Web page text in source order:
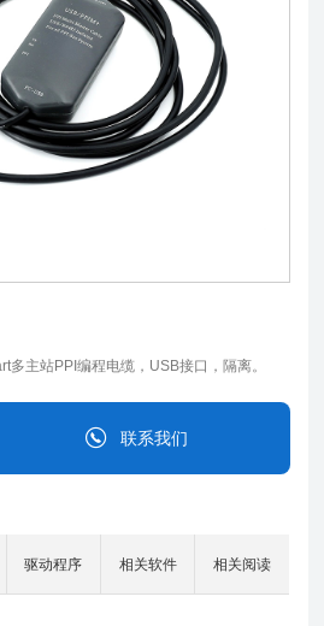
主站PPI编程电缆，USB接口，隔离。
联系我们
驱动程序 相关软件 相关阅读